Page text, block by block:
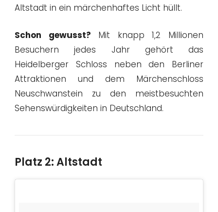
Altstadt in ein märchenhaftes Licht hüllt.
Schon gewusst? Mit knapp 1,2 Millionen
Besuchern jedes Jahr gehört das
Heidelberger Schloss neben den Berliner
Attraktionen und dem Märchenschloss
Neuschwanstein zu den meistbesuchten
Sehenswürdigkeiten in Deutschland.
Platz 2: Altstadt